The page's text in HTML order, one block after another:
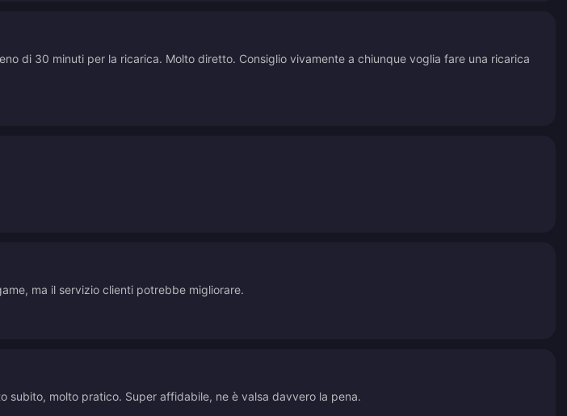
di 30 minuti per la ricarica. Molto diretto. Consiglio vivamente a chiunque voglia fare una ricarica
ma il servizio clienti potrebbe migliorare.
subito, molto pratico. Super affidabile, ne è valsa davvero la pena.